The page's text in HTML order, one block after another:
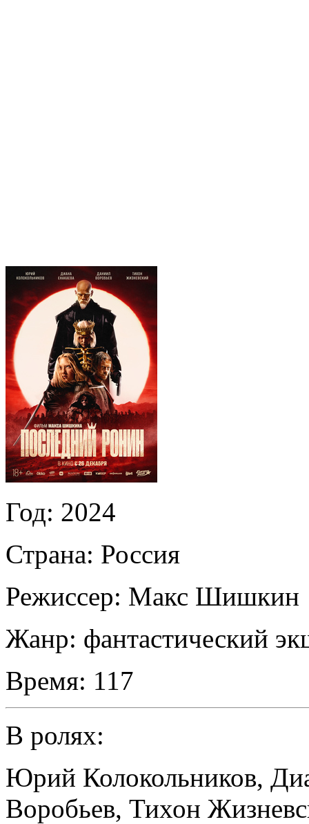
Год: 2024
Страна: Россия
Режиссер: Макс Шишкин
Жанр: фантастический
Время: 117
В ролях:
Юрий Колокольников,
Воробьев, Тихон